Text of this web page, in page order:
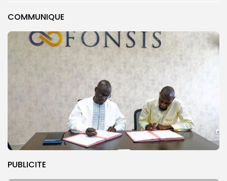
COMMUNIQUE
PUBLICITE